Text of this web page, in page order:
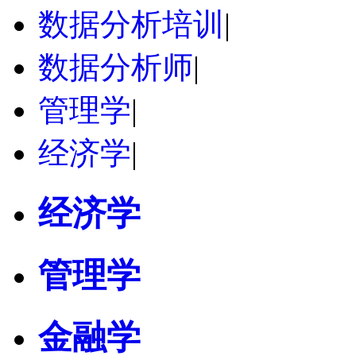
数据分析培训 |
数据分析师|
管理学|
经济学|
经济学
管理学
金融学